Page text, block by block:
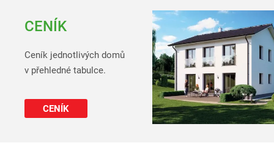
CENÍK
Ceník jednotlivých domů
v přehledné tabulce.
CENÍK